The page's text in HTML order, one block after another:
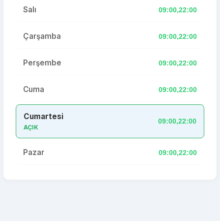
Salı 09:00,22:00
Çarşamba 09:00,22:00
Perşembe 09:00,22:00
Cuma 09:00,22:00
Cumartesi
AÇIK
09:00,22:00
Pazar 09:00,22:00